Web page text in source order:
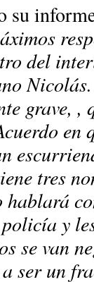
su
del
grave,
en
tres
y
se van
a ser un